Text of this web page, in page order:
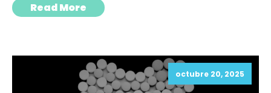
Read More
octubre 20, 2025